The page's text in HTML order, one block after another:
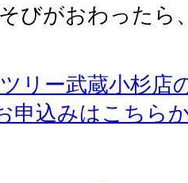
びがおわった
リー武蔵小杉店
申込みはこちら